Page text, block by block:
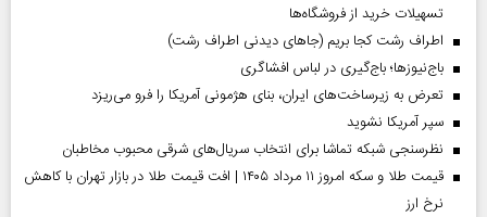
تسهیلات خرید از فروشگاه‌ها
اطراف رشت کجا بریم (جاهای دیدنی اطراف رشت)
باج‌نیوزها؛ باج‌گیری در لباس افشاگری
تعرض به زیرساخت‌های ایران، بنای هژمونی آمریکا را فرو می‌ریزد
سپر آمریکا نشوید
نظرسنجی شبکه تماشا برای انتخاب سریال‌های شرقی محبوب مخاطبان
قیمت طلا و سکه امروز ۱۱ مرداد ۱۴۰۵ | افت قیمت طلا در بازار تهران با کاهش
نرخ ارز